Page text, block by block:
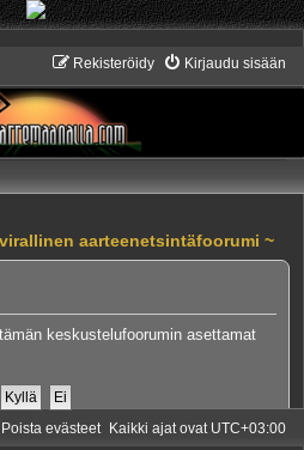
Kirjaudu sisään
Rekisteröidy
aarteenetsintäfoorumi ~
keskustelufoorumin asettamat
Kaikki ajat ovat UTC+03:00
Poista evästeet